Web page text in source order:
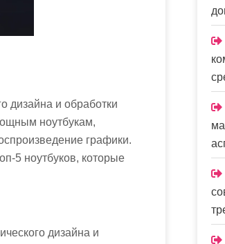
дизайна и обработки
ноутбукам,
графики.
5 ноутбуков, которые
дизайна и